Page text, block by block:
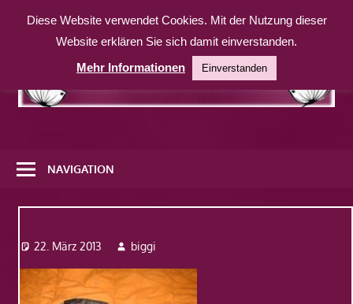
Inhalt
weitere
Website
NAVIGATION
22. März 2013 biggi
Diese Website verwendet Cookies. Mit der Nutzung dieser
Website erklären Sie sich damit einverstanden.
Mehr Informationen
Einverstanden